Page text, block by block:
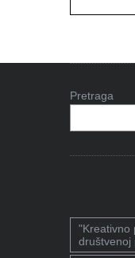
Pretraga
"Kreativno
društvenoj